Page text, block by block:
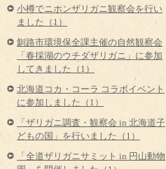
小樽でニホンザリガニ観察会を行い
ました（1）
釧路市環境保全課主催の自然観察会
「春採湖のウチダザリガニ」に参加
してきました（1）
北海道コカ・コーラ コラボイベント
に参加しました（1）
「ザリガニ調査・観察会 in 北海道子
どもの国」を行いました（1）
「全道ザリガニサミット in 円山動物